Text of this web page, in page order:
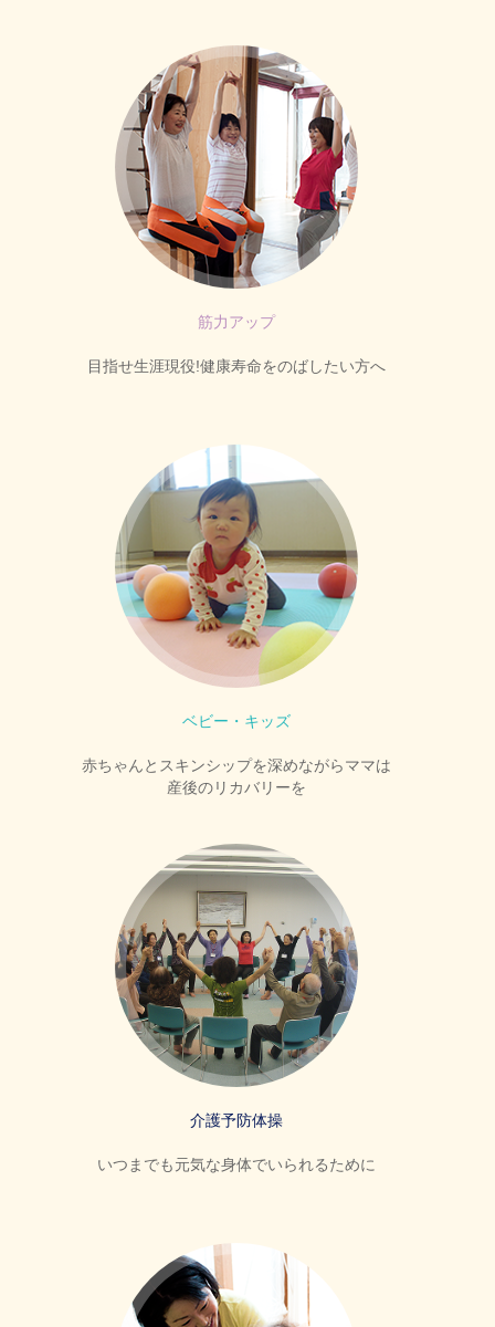
筋力アップ
目指せ生涯現役!健康寿命をのばしたい方へ
ベビー・キッズ
赤ちゃんとスキンシップを深めながらママは
産後のリカバリーを
介護予防体操
いつまでも元気な身体でいられるために